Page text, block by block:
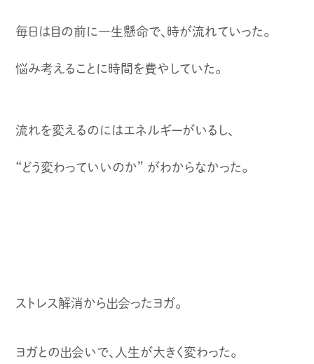
毎日は目の前に一生懸命で、時が流れていった。
悩み考えることに時間を費やしていた。
流れを変えるのにはエネルギーがいるし、
“どう変わっていいのか” がわからなかった。
ストレス解消から出会ったヨガ。
ヨガとの出会いで、人生が大きく変わった。